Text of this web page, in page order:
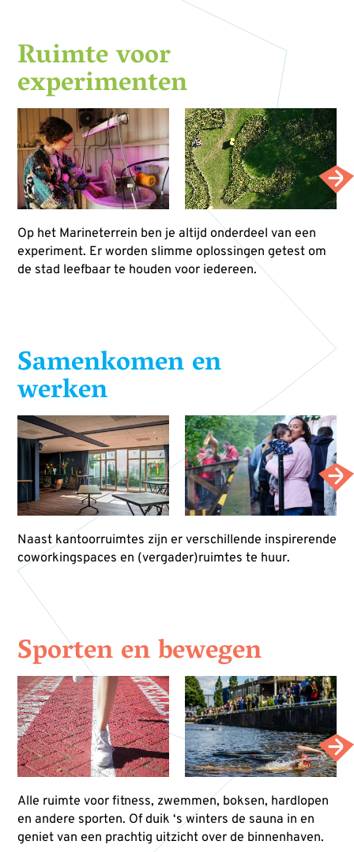
Ruimte voor
experimenten
Op het Marineterrein ben je altijd onderdeel van een
experiment. Er worden slimme oplossingen getest om
de stad leefbaar te houden voor iedereen.
Samenkomen en
werken
Naast kantoorruimtes zijn er verschillende inspirerende
coworkingspaces en (vergader)ruimtes te huur.
Sporten en bewegen
Alle ruimte voor fitness, zwemmen, boksen, hardlopen
en andere sporten. Of duik ‘s winters de sauna in en
geniet van een prachtig uitzicht over de binnenhaven.